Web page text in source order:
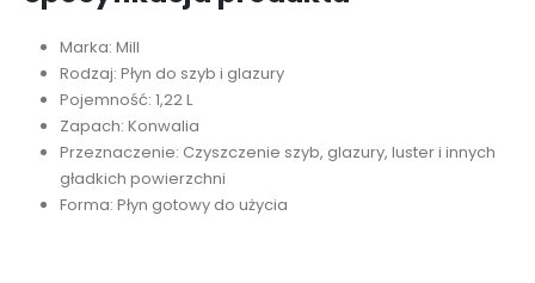
Marka: Mill
Rodzaj: Płyn do szyb i glazury
Pojemność: 1,22 L
Zapach: Konwalia
Przeznaczenie: Czyszczenie szyb, glazury, luster i innych
gładkich powierzchni
Forma: Płyn gotowy do użycia